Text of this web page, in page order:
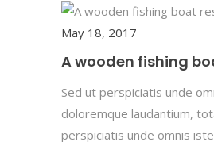
May 18, 2017
A wooden fishing
Sed ut perspiciatis unde
doloremque laudantium,
perspiciatis unde omnis